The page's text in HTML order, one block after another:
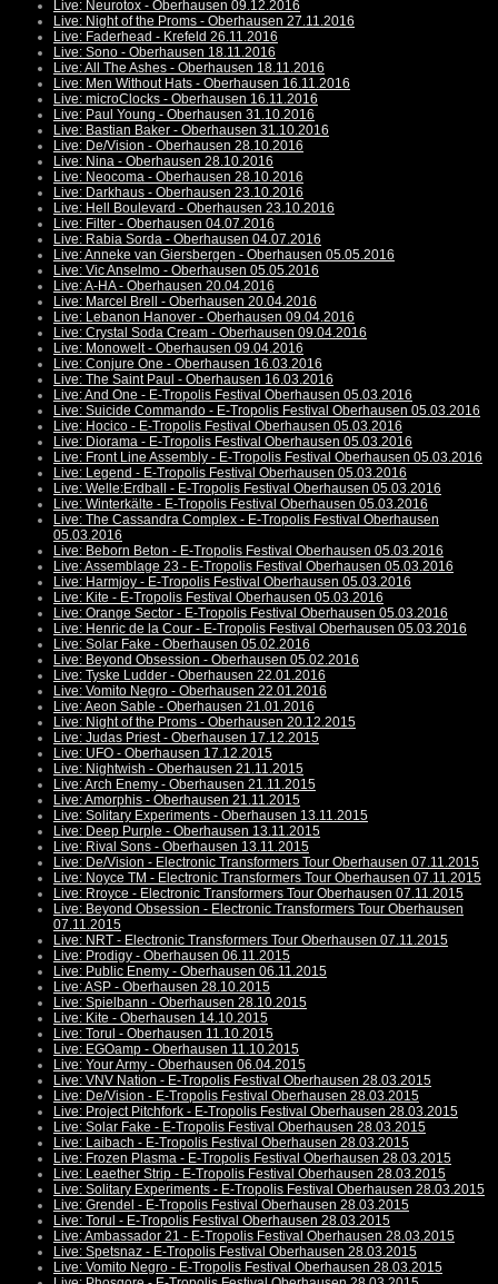
Live: Neurotox - Oberhausen 09.12.2016
Live: Night of the Proms - Oberhausen 27.11.2016
Live: Faderhead - Krefeld 26.11.2016
Live: Sono - Oberhausen 18.11.2016
Live: All The Ashes - Oberhausen 18.11.2016
Live: Men Without Hats - Oberhausen 16.11.2016
Live: microClocks - Oberhausen 16.11.2016
Live: Paul Young - Oberhausen 31.10.2016
Live: Bastian Baker - Oberhausen 31.10.2016
Live: De/Vision - Oberhausen 28.10.2016
Live: Nina - Oberhausen 28.10.2016
Live: Neocoma - Oberhausen 28.10.2016
Live: Darkhaus - Oberhausen 23.10.2016
Live: Hell Boulevard - Oberhausen 23.10.2016
Live: Filter - Oberhausen 04.07.2016
Live: Rabia Sorda - Oberhausen 04.07.2016
Live: Anneke van Giersbergen - Oberhausen 05.05.2016
Live: Vic Anselmo - Oberhausen 05.05.2016
Live: A-HA - Oberhausen 20.04.2016
Live: Marcel Brell - Oberhausen 20.04.2016
Live: Lebanon Hanover - Oberhausen 09.04.2016
Live: Crystal Soda Cream - Oberhausen 09.04.2016
Live: Monowelt - Oberhausen 09.04.2016
Live: Conjure One - Oberhausen 16.03.2016
Live: The Saint Paul - Oberhausen 16.03.2016
Live: And One - E-Tropolis Festival Oberhausen 05.03.2016
Live: Suicide Commando - E-Tropolis Festival Oberhausen 05.03.2016
Live: Hocico - E-Tropolis Festival Oberhausen 05.03.2016
Live: Diorama - E-Tropolis Festival Oberhausen 05.03.2016
Live: Front Line Assembly - E-Tropolis Festival Oberhausen 05.03.2016
Live: Legend - E-Tropolis Festival Oberhausen 05.03.2016
Live: Welle:Erdball - E-Tropolis Festival Oberhausen 05.03.2016
Live: Winterkälte - E-Tropolis Festival Oberhausen 05.03.2016
Live: The Cassandra Complex - E-Tropolis Festival Oberhausen
05.03.2016
Live: Beborn Beton - E-Tropolis Festival Oberhausen 05.03.2016
Live: Assemblage 23 - E-Tropolis Festival Oberhausen 05.03.2016
Live: Harmjoy - E-Tropolis Festival Oberhausen 05.03.2016
Live: Kite - E-Tropolis Festival Oberhausen 05.03.2016
Live: Orange Sector - E-Tropolis Festival Oberhausen 05.03.2016
Live: Henric de la Cour - E-Tropolis Festival Oberhausen 05.03.2016
Live: Solar Fake - Oberhausen 05.02.2016
Live: Beyond Obsession - Oberhausen 05.02.2016
Live: Tyske Ludder - Oberhausen 22.01.2016
Live: Vomito Negro - Oberhausen 22.01.2016
Live: Aeon Sable - Oberhausen 21.01.2016
Live: Night of the Proms - Oberhausen 20.12.2015
Live: Judas Priest - Oberhausen 17.12.2015
Live: UFO - Oberhausen 17.12.2015
Live: Nightwish - Oberhausen 21.11.2015
Live: Arch Enemy - Oberhausen 21.11.2015
Live: Amorphis - Oberhausen 21.11.2015
Live: Solitary Experiments - Oberhausen 13.11.2015
Live: Deep Purple - Oberhausen 13.11.2015
Live: Rival Sons - Oberhausen 13.11.2015
Live: De/Vision - Electronic Transformers Tour Oberhausen 07.11.2015
Live: Noyce TM - Electronic Transformers Tour Oberhausen 07.11.2015
Live: Rroyce - Electronic Transformers Tour Oberhausen 07.11.2015
Live: Beyond Obsession - Electronic Transformers Tour Oberhausen
07.11.2015
Live: NRT - Electronic Transformers Tour Oberhausen 07.11.2015
Live: Prodigy - Oberhausen 06.11.2015
Live: Public Enemy - Oberhausen 06.11.2015
Live: ASP - Oberhausen 28.10.2015
Live: Spielbann - Oberhausen 28.10.2015
Live: Kite - Oberhausen 14.10.2015
Live: Torul - Oberhausen 11.10.2015
Live: EGOamp - Oberhausen 11.10.2015
Live: Your Army - Oberhausen 06.04.2015
Live: VNV Nation - E-Tropolis Festival Oberhausen 28.03.2015
Live: De/Vision - E-Tropolis Festival Oberhausen 28.03.2015
Live: Project Pitchfork - E-Tropolis Festival Oberhausen 28.03.2015
Live: Solar Fake - E-Tropolis Festival Oberhausen 28.03.2015
Live: Laibach - E-Tropolis Festival Oberhausen 28.03.2015
Live: Frozen Plasma - E-Tropolis Festival Oberhausen 28.03.2015
Live: Leaether Strip - E-Tropolis Festival Oberhausen 28.03.2015
Live: Solitary Experiments - E-Tropolis Festival Oberhausen 28.03.2015
Live: Grendel - E-Tropolis Festival Oberhausen 28.03.2015
Live: Torul - E-Tropolis Festival Oberhausen 28.03.2015
Live: Ambassador 21 - E-Tropolis Festival Oberhausen 28.03.2015
Live: Spetsnaz - E-Tropolis Festival Oberhausen 28.03.2015
Live: Vomito Negro - E-Tropolis Festival Oberhausen 28.03.2015